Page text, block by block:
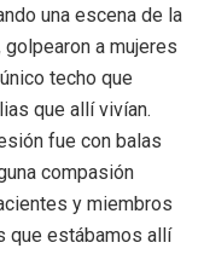
una escena de la
a mujeres
techo que
que allí vivían.
fue con balas
compasión
y miembros
que estábamos allí